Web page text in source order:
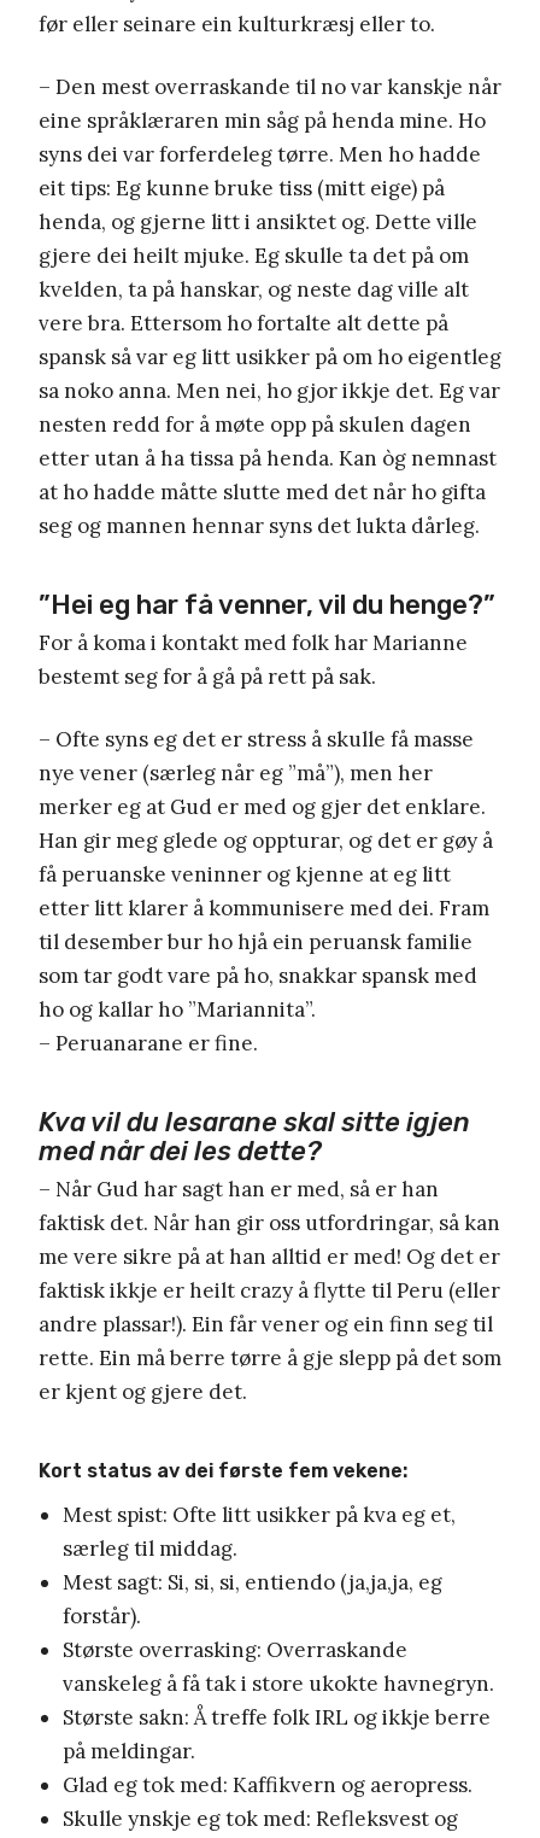
før eller seinare ein kulturkræsj eller to.
– Den mest overraskande til no var kanskje når
eine språklæraren min såg på henda mine. Ho
syns dei var forferdeleg tørre. Men ho hadde
eit tips: Eg kunne bruke tiss (mitt eige) på
henda, og gjerne litt i ansiktet og. Dette ville
gjere dei heilt mjuke. Eg skulle ta det på om
kvelden, ta på hanskar, og neste dag ville alt
vere bra. Ettersom ho fortalte alt dette på
spansk så var eg litt usikker på om ho eigentleg
sa noko anna. Men nei, ho gjor ikkje det. Eg var
nesten redd for å møte opp på skulen dagen
etter utan å ha tissa på henda. Kan òg nemnast
at ho hadde måtte slutte med det når ho gifta
seg og mannen hennar syns det lukta dårleg.
”Hei eg har få venner, vil du henge?”
For å koma i kontakt med folk har Marianne
bestemt seg for å gå på rett på sak.
– Ofte syns eg det er stress å skulle få masse
nye vener (særleg når eg ”må”), men her
merker eg at Gud er med og gjer det enklare.
Han gir meg glede og oppturar, og det er gøy å
få peruanske veninner og kjenne at eg litt
etter litt klarer å kommunisere med dei. Fram
til desember bur ho hjå ein peruansk familie
som tar godt vare på ho, snakkar spansk med
ho og kallar ho ”Mariannita”.
– Peruanarane er fine.
Kva vil du lesarane skal sitte igjen
med når dei les dette?
– Når Gud har sagt han er med, så er han
faktisk det. Når han gir oss utfordringar, så kan
me vere sikre på at han alltid er med! Og det er
faktisk ikkje er heilt crazy å flytte til Peru (eller
andre plassar!). Ein får vener og ein finn seg til
rette. Ein må berre tørre å gje slepp på det som
er kjent og gjere det.
Kort status av dei første fem vekene:
Mest spist: Ofte litt usikker på kva eg et,
særleg til middag.
Mest sagt: Si, si, si, entiendo (ja,ja,ja, eg
forstår).
Største overrasking: Overraskande
vanskeleg å få tak i store ukokte havnegryn.
Største sakn: Å treffe folk IRL og ikkje berre
på meldingar.
Glad eg tok med: Kaffikvern og aeropress.
Skulle ynskje eg tok med: Refleksvest og